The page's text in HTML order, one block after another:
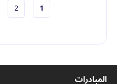
الصفحة الحاليّة
1 الصفحة
2
المبادرات